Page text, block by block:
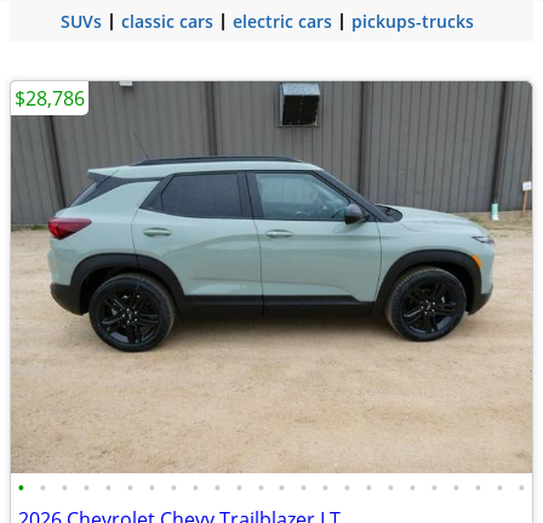
SUVs classic cars electric cars pickups-trucks
• • • • • • • • • • • • • • • • • • • • • • • •
$28,786